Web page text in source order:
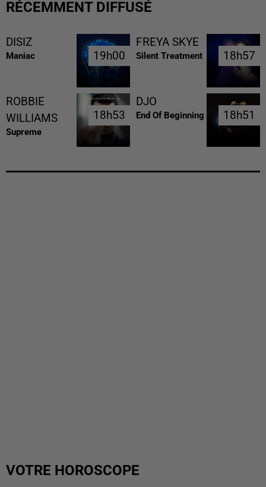
RÉCEMMENT DIFFUSÉ
DISIZ
Maniac 19h00
19h00
FREYA SKYE
Silent Treatment 18h57
18h57
ROBBIE
WILLIAMS
Supreme
18h53
18h53
DJO
End Of Beginning 18h51
18h51
VOTRE HOROSCOPE